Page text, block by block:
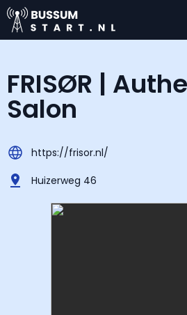
FRISØR |
Salon
https://frisor.nl/
Huizerweg 46